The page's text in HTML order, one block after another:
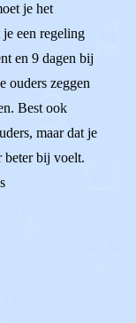
je het
je een regeling
en 9 dagen bij
ouders zeggen
Best ook
maar dat je
beter bij voelt.